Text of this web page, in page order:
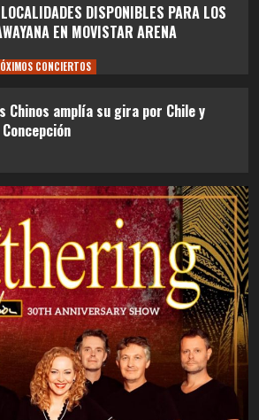
DISPONIBLES PARA LOS
EN MOVISTAR ARENA
CONCIERTOS
Chinos amplía su gira por Chile y